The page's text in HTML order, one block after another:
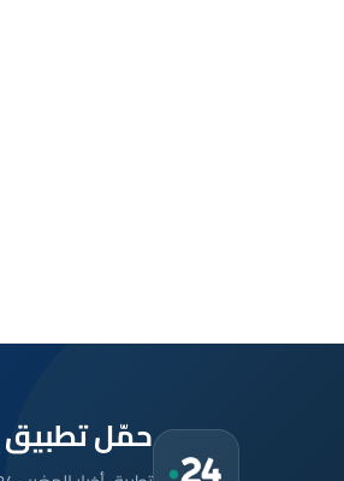
حمّل تطبيق Maroc24، أخبار المغرب تصلك أولاً